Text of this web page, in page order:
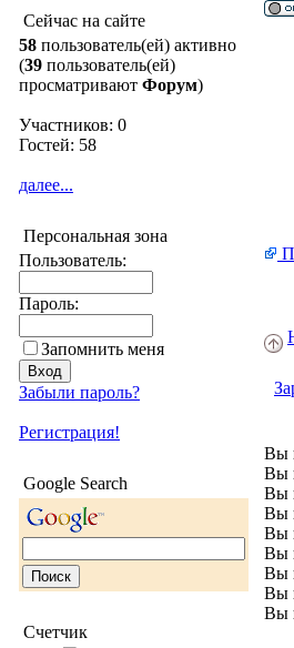
Сейчас на сайте
58 пользователь(ей) активно
(39 пользователь(ей)
просматривают Форум)
Участников: 0
Гостей: 58
далее...
Персональная зона
Пользователь:
Пароль:
Запомнить меня
Забыли пароль?
Регистрация!
Google Search
Счетчик
Вы
Вы
Вы
Вы
Вы
Вы
Вы
Вы
Вы